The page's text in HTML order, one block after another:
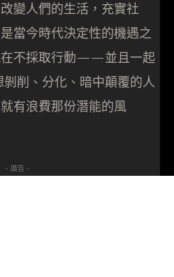
變人們的生活，充實社
當今時代決定性的機遇之
在不採取行動——並且一起
削、分化、暗中顛覆的人
有浪費那份潛能的風
- 廣告 -